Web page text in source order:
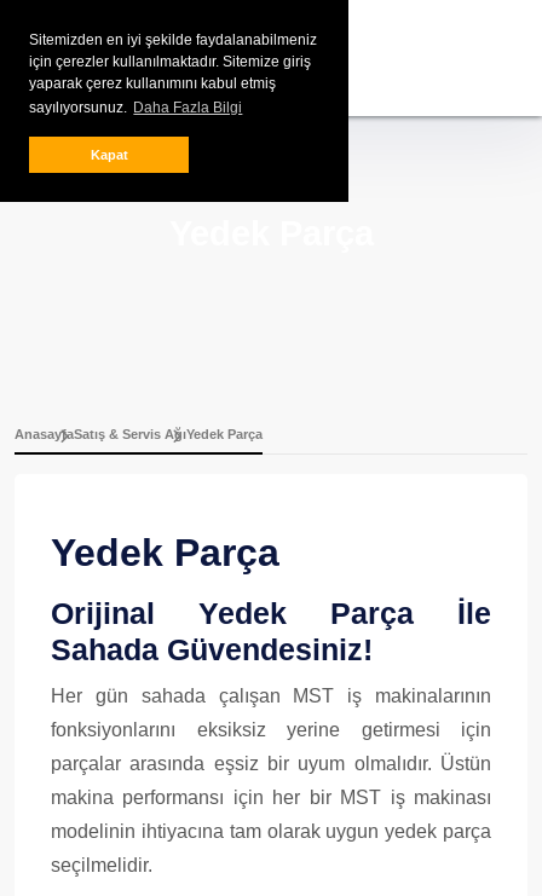
Sitemizden en iyi şekilde faydalanabilmeniz
için çerezler kullanılmaktadır. Sitemize giriş
yaparak çerez kullanımını kabul etmiş
sayılıyorsunuz. Daha Fazla Bilgi
Kapat
AnasayfaSatış & Servis AğıYedek Parça
Yedek Parça
Orijinal Yedek Parça İle
Sahada Güvendesiniz!
Her gün sahada çalışan MST iş makinalarının
fonksiyonlarını eksiksiz yerine getirmesi için
parçalar arasında eşsiz bir uyum olmalıdır. Üstün
makina performansı için her bir MST iş makinası
modelinin ihtiyacına tam olarak uygun yedek parça
seçilmelidir.